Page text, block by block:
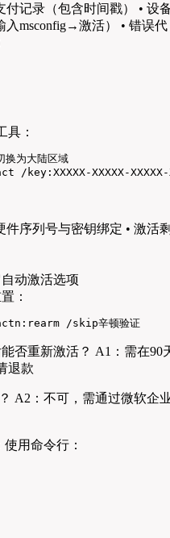
付记录（包含时间戳） • 设
入msconfig→激活） • 错误代
具：
为大陆区域
XXXXX-XXXXX-
件序列号与密钥绑定 • 激活
动激活选项
：
/skip辛顿验证
否重新激活？ A1：需在90
退款
A2：不可，需通过微软企
用命令行：